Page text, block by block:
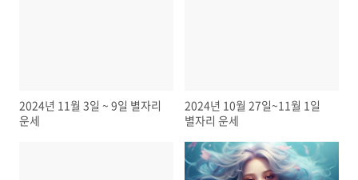
2024년 11월 3일 ~ 9일 별자리
운세
2024년 10월 27일~11월 1일
별자리 운세